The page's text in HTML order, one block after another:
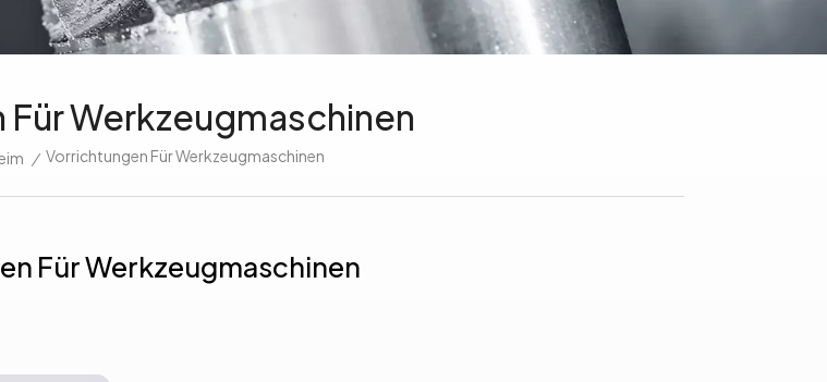
Werkzeugmaschinen
/ Vorrichtungen Für Werkzeugmaschinen
Für Werkzeugmaschinen